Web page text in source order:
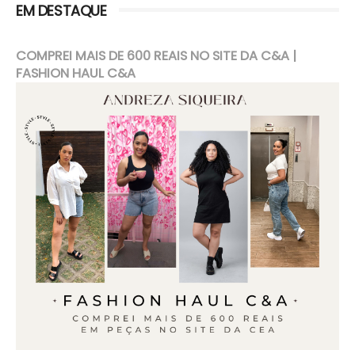
EM DESTAQUE
COMPREI MAIS DE 600 REAIS NO SITE DA C&A |
FASHION HAUL C&A